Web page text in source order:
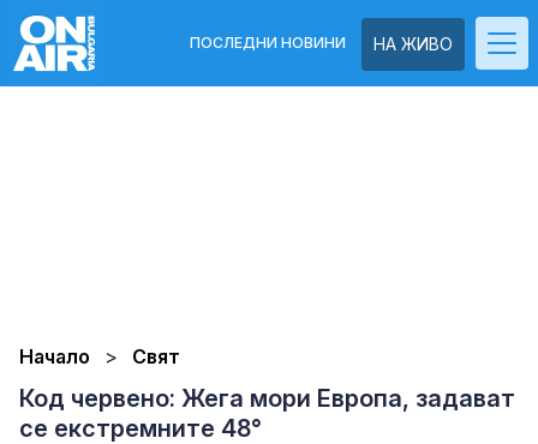
НА ЖИВО
ПОСЛЕДНИ НОВИНИ
Начало Свят
Код червено: Жега мори Европа, задават
се екстремните 48°